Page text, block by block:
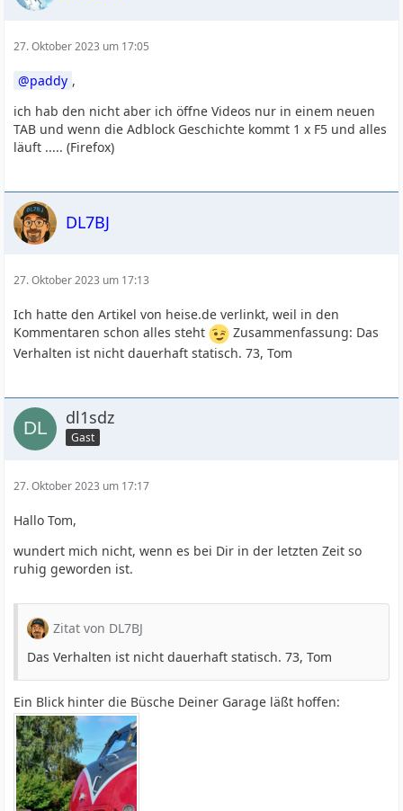
27. Oktober 2023 um 17:05
paddy ,
ich hab den nicht aber ich öffne Videos nur in einem neuen
TAB und wenn die Adblock Geschichte kommt 1 x F5 und alles
läuft ..... (Firefox)
DL7BJ
27. Oktober 2023 um 17:13
Ich hatte den Artikel von heise.de verlinkt, weil in den
Kommentaren schon alles steht
Zusammenfassung: Das
Verhalten ist nicht dauerhaft statisch. 73, Tom
dl1sdz
Gast
27. Oktober 2023 um 17:17
Hallo Tom,
wundert mich nicht, wenn es bei Dir in der letzten Zeit so
ruhig geworden ist.
Zitat von DL7BJ
Das Verhalten ist nicht dauerhaft statisch. 73, Tom
Ein Blick hinter die Büsche Deiner Garage läßt hoffen: